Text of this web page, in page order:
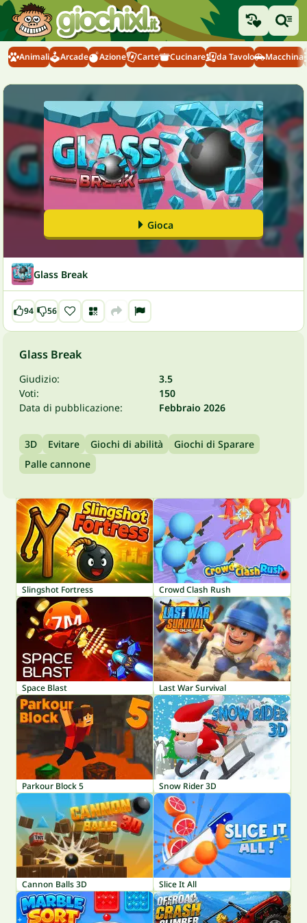
Animali Arcade Azione Carte Cucinare da Tavolo Macchina
Gioca
Glass Break
94 56
Glass Break
Giudizio:
3.5
Voti:
150
Data di pubblicazione:
Febbraio 2026
3D Evitare Giochi di abilità
Giochi di Sparare
Palle cannone
Slingshot Fortress Crowd Clash Rush
Space Blast Last War Survival
Parkour Block 5 Snow Rider 3D
Cannon Balls 3D Slice It All